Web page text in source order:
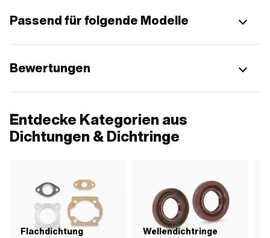
Passend für folgende Modelle
Bewertungen
Entdecke Kategorien aus
Dichtungen & Dichtringe
Flachdichtung Wellendichtringe